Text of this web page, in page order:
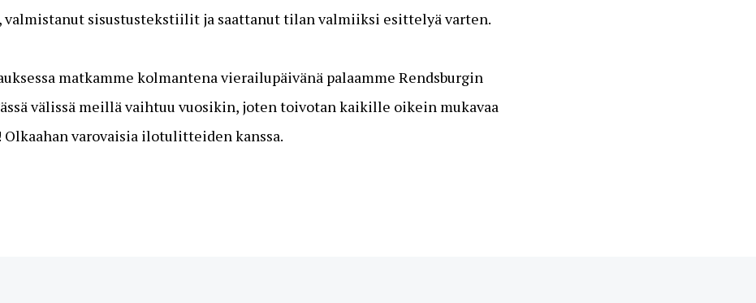
sisustustekstiilit ja saattanut tilan valmiiksi esittelyä varten.
matkamme kolmantena vierailupäivänä palaamme Rendsburgin
välissä meillä vaihtuu vuosikin, joten toivotan kaikille oikein mukavaa
varovaisia ilotulitteiden kanssa.